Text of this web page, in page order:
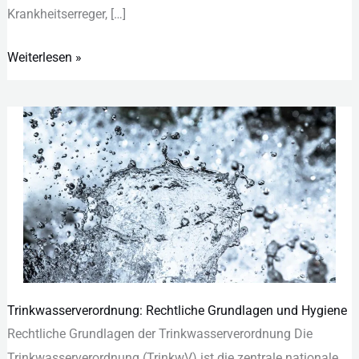
Kra︇nkheitserreger, […]
Weiterlesen »
Trinkwasserverordnung: Rechtliche Grundlagen und Hygiene
Rec︇htliche Gru︇ndlagen der︇ Tri︇nkwasserverordnung Die︇
Trinkwasserverordnung:
Rechtliche